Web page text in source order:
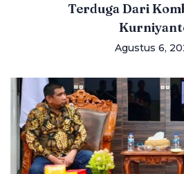
Terduga Dari
Agustus 6,